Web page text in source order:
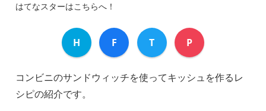
はてなスターはこちらへ！
H F T P
コンビニのサンドウィッチを使ってキッシュを作るレ
シピの紹介です。